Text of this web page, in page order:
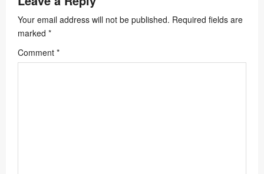
a
t
i
Your email address will not be published. Required fields are
marked *
Comment *